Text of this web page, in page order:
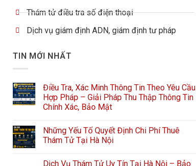
Thám tử điều tra số điện thoại
Dịch vụ giám định ADN, giám định tư pháp
TIN MỚI NHẤT
Điều Tra, Xác Minh Thông Tin Theo Yêu Cầu
Hợp Pháp – Giải Pháp Thu Thập Thông Tin
Chính Xác, Bảo Mật
Những Yếu Tố Quyết Định Chi Phí Thuê
Thám Tử Tại Hà Nội
Dịch Vụ Thám Tử Uy Tín Tại Hà Nội – Bảo